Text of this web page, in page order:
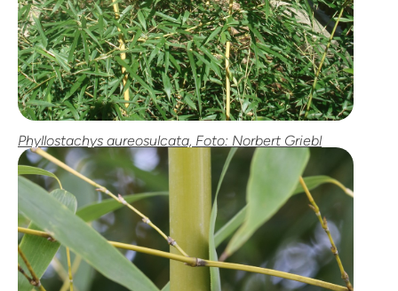
Phyllostachys aureosulcata, Foto: Norbert Griebl